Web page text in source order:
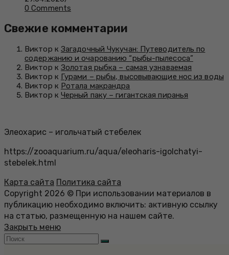
0 Comments
Свежие комментарии
Виктор к Загадочный Чукучан: Путеводитель по
содержанию и очарованию “рыбы-пылесоса”
Виктор к Золотая рыбка – самая узнаваемая
Виктор к Гурами – рыбы, высовывающие нос из воды
Виктор к Ротала макрандра
Виктор к Черный паку – гигантская пиранья
Элеохарис – игольчатый стебелек
https://zooaquarium.ru/aqua/eleoharis-igolchatyi-
stebelek.html
Карта сайта Политика сайта
Copyright 2026 © При использовании материалов в
публикацию необходимо включить: активную ссылку
на статью, размещенную на нашем сайте.
Закрыть меню